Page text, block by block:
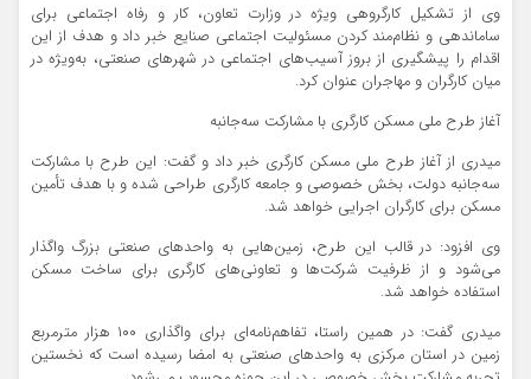
وی از تشکیل کارگروهی ویژه در وزارت تعاون، کار و رفاه اجتماعی برای
ساماندهی و نظام‌مند کردن مسئولیت اجتماعی صنایع خبر داد و هدف از این
اقدام را پیشگیری از بروز آسیب‌های اجتماعی در شهرهای صنعتی، به‌ویژه در
میان کارگران و مهاجران عنوان کرد.
آغاز طرح ملی مسکن کارگری با مشارکت سه‌جانبه
میدری از آغاز طرح ملی مسکن کارگری خبر داد و گفت: این طرح با مشارکت
سه‌جانبه دولت، بخش خصوصی و جامعه کارگری طراحی شده و با هدف تأمین
مسکن برای کارگران اجرایی خواهد شد.
وی افزود: در قالب این طرح، زمین‌هایی به واحدهای صنعتی بزرگ واگذار
می‌شود و از ظرفیت شرکت‌ها و تعاونی‌های کارگری برای ساخت مسکن
استفاده خواهد شد.
میدری گفت: در همین راستا، تفاهم‌نامه‌ای برای واگذاری ۱۰۰ هزار مترمربع
زمین در استان مرکزی به واحدهای صنعتی به امضا رسیده است که نخستین